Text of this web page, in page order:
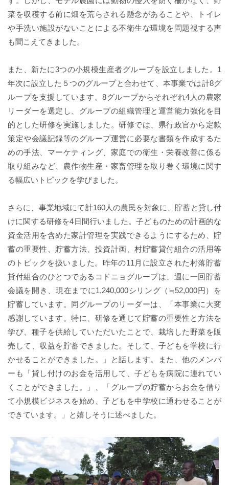
菜を収穫する前に畑を荒らされる懸念があることや、トイレ
や手洗い施設がないことによる不衛生な環境を問題視する声
も聞こえてきました。
また、新たに3つの小規模生産者グループを設立しました。1
年次に設立した５つのグループと合わせて、本事業では計8グ
ループを支援しています。8グループからそれぞれ4人の農家
リーダーを選定し、グループの組織管理と運営能力強化を目
的とした研修を実施しました。研修では、県行政官から定款
策定や会議記録等のグループ運営に必要な書類を作成するた
めの手法、マーケティング、家庭での衛生・栄養改善に係る
取り組みなど、農作物生産・家畜管理を取り巻く環境に関す
る幅広いトピックを学びました。
さらに、事業地域にて計160人の農民を対象に、貯蓄と貸し付
けに関する研修を4日間行いました。子どものための計画的な
資金活用を含めた家計管理を実践できるようにするため、貯
蓄の重要性、貯蓄方法、投資計画、村貯蓄貸付組合の活用等
のトピックを扱いました。昨年の11月に設立された村落貯蓄
貸付組合のひとつであるコドニョグループは、週に一回貯蓄
会議を開き、現在までに1,240,000シリング（≒52,000円）を
貯蓄しています。同グループのリーダーは、「本事業に大変
感謝しています。特に、研修を通じて貯蓄の重要性と方法を
学び、種子を供給していただいたことで、栽培した野菜を販
売して、収益を貯蓄できました。そして、子どもを学校に行
かせることができました。」と話します。また、他のメンバ
ーも「貸し付けのお金を活用して、子どもを病院に連れてい
くことができました。」、「グループの貯蓄からお金を借り
て小規模ビジネスを始め、子どもを中学校に通わせることが
できています。」と嬉しそうに述べました。